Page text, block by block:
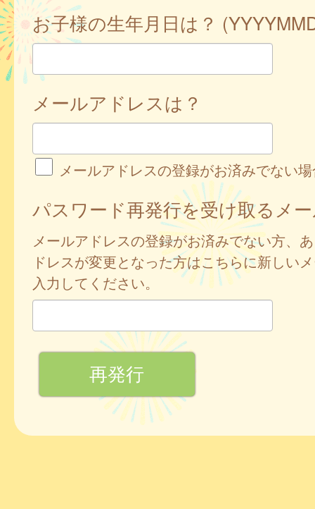
お子様の生年月日は？
メールアドレスは？
メールアドレスの登録がお済みでない
パスワード再発行を受け取るメ
メールアドレスの登録がお済みでない方、
ドレスが変更となった方はこちらに新しい
入力してください。